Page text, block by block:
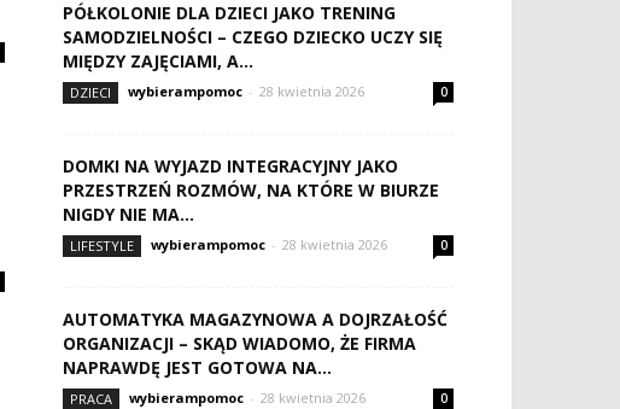
PÓŁKOLONIE DLA DZIECI JAKO TRENING
SAMODZIELNOŚCI – CZEGO DZIECKO UCZY SIĘ
MIĘDZY ZAJĘCIAMI, A...
DZIECI wybierampomoc - 28 kwietnia 2026 0
DOMKI NA WYJAZD INTEGRACYJNY JAKO
PRZESTRZEŃ ROZMÓW, NA KTÓRE W BIURZE
NIGDY NIE MA...
LIFESTYLE wybierampomoc - 28 kwietnia 2026 0
AUTOMATYKA MAGAZYNOWA A DOJRZAŁOŚĆ
ORGANIZACJI – SKĄD WIADOMO, ŻE FIRMA
NAPRAWDĘ JEST GOTOWA NA...
PRACA wybierampomoc - 28 kwietnia 2026 0